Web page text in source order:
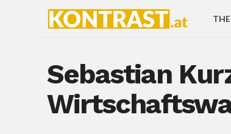
Sebastian